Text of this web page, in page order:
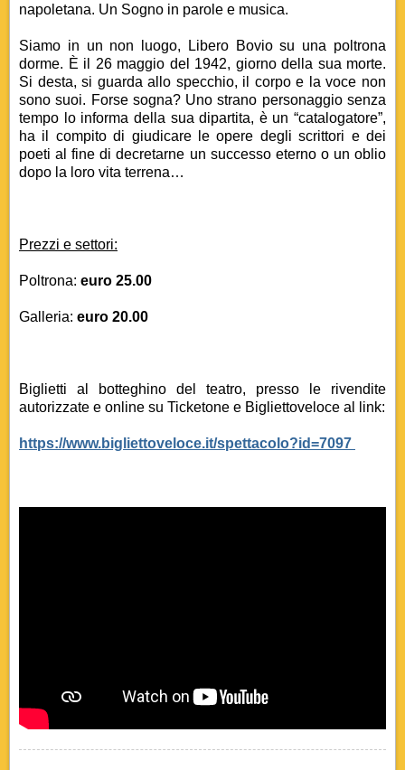
napoletana. Un Sogno in parole e musica.
Siamo in un non luogo, Libero Bovio su una poltrona
dorme. È il 26 maggio del 1942, giorno della sua morte.
Si desta, si guarda allo specchio, il corpo e la voce non
sono suoi. Forse sogna? Uno strano personaggio senza
tempo lo informa della sua dipartita, è un “catalogatore”,
ha il compito di giudicare le opere degli scrittori e dei
poeti al fine di decretarne un successo eterno o un oblio
dopo la loro vita terrena…
Prezzi e settori:
Poltrona: euro 25.00
Galleria: euro 20.00
Biglietti al botteghino del teatro, presso le rivendite
autorizzate e online su Ticketone e Bigliettoveloce al link:
https://www.bigliettoveloce.it/spettacolo?id=7097